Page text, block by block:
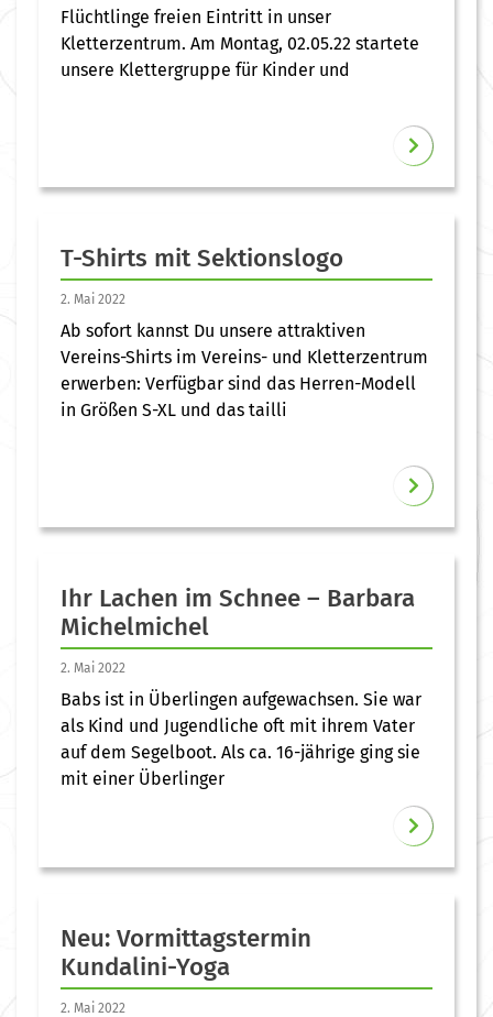
Flüchtlinge freien Eintritt in unser
Kletterzentrum. Am Montag, 02.05.22 startete
unsere Klettergruppe für Kinder und
T-Shirts mit Sektionslogo
2. Mai 2022
Ab sofort kannst Du unsere attraktiven
Vereins-Shirts im Vereins- und Kletterzentrum
erwerben: Verfügbar sind das Herren-Modell
in Größen S-XL und das tailli
Ihr Lachen im Schnee – Barbara
Michelmichel
2. Mai 2022
Babs ist in Überlingen aufgewachsen. Sie war
als Kind und Jugendliche oft mit ihrem Vater
auf dem Segelboot. Als ca. 16-jährige ging sie
mit einer Überlinger
Neu: Vormittagstermin
Kundalini-Yoga
2. Mai 2022